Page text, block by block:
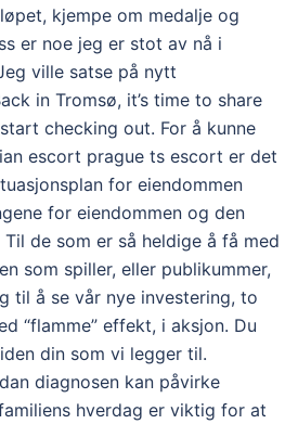
kjempe om medalje og
er noe jeg er stot av nå i
ville satse på nytt
in Tromsø, it’s time to share
checking out. For å kunne
escort prague ts escort er det
for eiendommen
for eiendommen og den
de som er så heldige å få med
som spiller, eller publikummer,
til å se vår nye investering, to
“flamme” effekt, i aksjon. Du
din som vi legger til.
diagnosen kan påvirke
hverdag er viktig for at